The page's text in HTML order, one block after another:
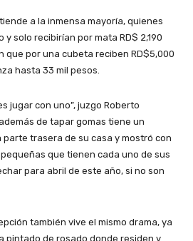
a la inmensa mayoría, quienes
solo recibirían por mata RD$ 2,190
que por una cubeta reciben RD$5,000
hasta 33 mil pesos.
jugar con uno”, juzgo Roberto
de tapar gomas tiene un
parte trasera de su casa y mostró con
que tienen cada uno de sus
para abril de este año, si no son
también vive el mismo drama, ya
pintado de rosado donde residen y